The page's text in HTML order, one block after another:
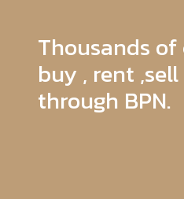
Thousands
buy , rent
through BPN.